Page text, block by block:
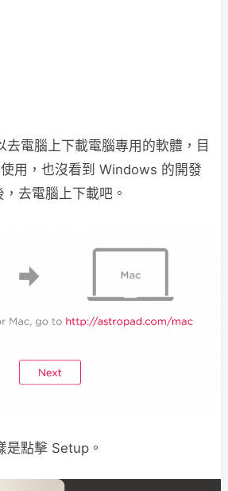
去電腦上下載電腦專用的軟體，目
用，也沒看到 Windows 的開發
去電腦上下載吧。
是點擊 Setup。